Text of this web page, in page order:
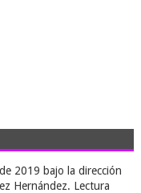
2019 bajo la dirección
Hernández. Lectura